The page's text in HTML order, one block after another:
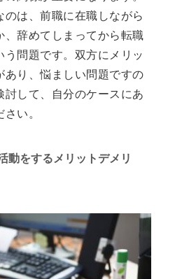
のは、前職に在職しながら
、辞めてしまってから転職
う問題です。双方にメリッ
あり、悩ましい問題ですの
討して、自分のケースにあ
い。
動をするメリットデメリ